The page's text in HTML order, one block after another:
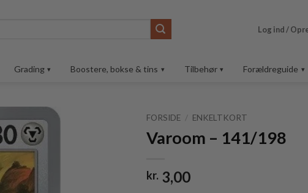
Log ind /
Grading Boostere, bokse & tins Tilbehør Forældreguide
Tilføj til
ønskeliste
FORSIDE / ENKELTKORT
Varoom – 141/198
kr. 3,00